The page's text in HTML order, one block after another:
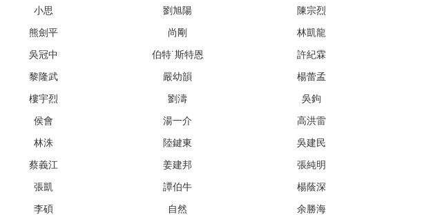
小思 劉旭陽
陳宗烈
熊劍平 尚剛
林凱龍
吳冠中 伯特˙斯特恩
許紀霖
黎隆武 嚴幼韻
楊蕾孟
樓宇烈 劉濤
吳鉤
侯會 湯一介
高洪雷
林洙 陸鍵東
吳建民
蔡義江 姜建邦
張純明
張凱 譚伯牛
楊蔭深
李碩 自然
余勝海